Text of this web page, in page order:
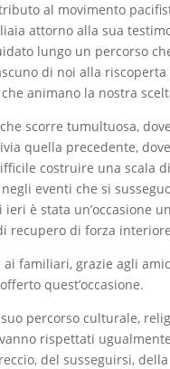
al movimento
attorno alla sua
lungo un percorso
di noi alla
animano la nostra
scorre tumultuosa,
quella precedente,
costruire una scala
eventi che si
è stata un’occasione
recupero di forza
ai familiari, grazie agli
quest’occasione.
percorso culturale,
rispettati
del susseguirsi, della